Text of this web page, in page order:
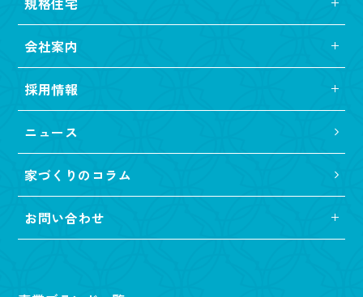
会社案内
採用情報
ニュース
家づくりのコラム
お問い合わせ